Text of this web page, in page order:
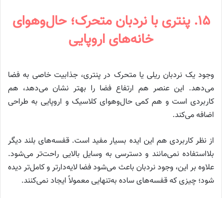
۱۵. پنتری با نردبان متحرک؛ حال‌وهوای
خانه‌های اروپایی
وجود یک نردبان ریلی یا متحرک در پنتری، جذابیت خاصی به فضا
می‌دهد. این عنصر هم ارتفاع فضا را بهتر نشان می‌دهد، هم
کاربردی است و هم کمی حال‌وهوای کلاسیک و اروپایی به طراحی
اضافه می‌کند.
از نظر کاربردی هم این ایده بسیار مفید است. قفسه‌های بلند دیگر
بلااستفاده نمی‌مانند و دسترسی به وسایل بالایی راحت‌تر می‌شود.
علاوه بر این، وجود نردبان باعث می‌شود فضا لایه‌دارتر و کامل‌تر دیده
شود؛ چیزی که قفسه‌های ساده به‌تنهایی معمولاً ایجاد نمی‌کنند.